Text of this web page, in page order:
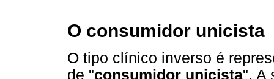
O consumidor unicista
O tipo clínico inverso é
de "consumidor unicista". A